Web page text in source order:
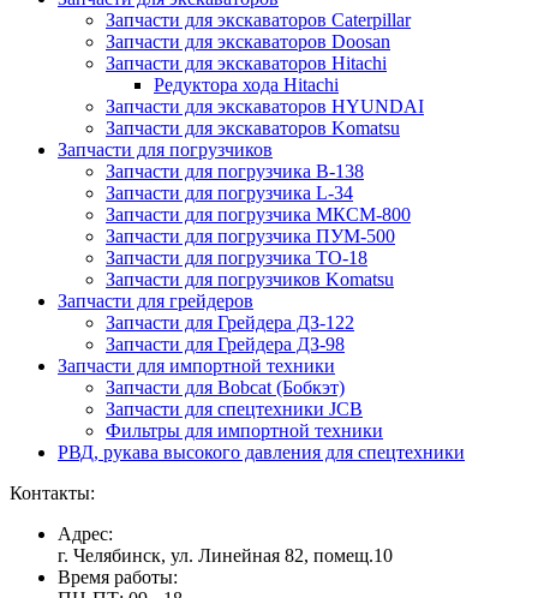
Запчасти для экскаваторов Caterpillar
Запчасти для экскаваторов Doosan
Запчасти для экскаваторов Hitachi
Редуктора хода Hitachi
Запчасти для экскаваторов HYUNDAI
Запчасти для экскаваторов Komatsu
Запчасти для погрузчиков
Запчасти для погрузчика B-138
Запчасти для погрузчика L-34
Запчасти для погрузчика МКСМ-800
Запчасти для погрузчика ПУМ-500
Запчасти для погрузчика ТО-18
Запчасти для погрузчиков Komatsu
Запчасти для грейдеров
Запчасти для Грейдера ДЗ-122
Запчасти для Грейдера ДЗ-98
Запчасти для импортной техники
Запчасти для Bobcat (Бобкэт)
Запчасти для спецтехники JCB
Фильтры для импортной техники
РВД, рукава высокого давления для спецтехники
Контакты:
Адрес:
г. Челябинск, ул. Линейная 82, помещ.10
Время работы: